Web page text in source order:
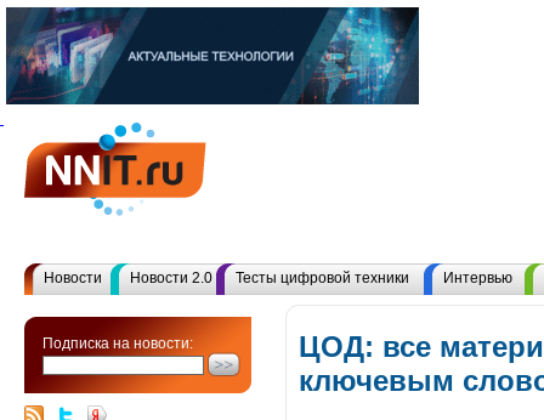
Новости Новости 2.0 Тесты цифровой техники Интервью
Подписка на новости:
ЦОД: все
ключевым